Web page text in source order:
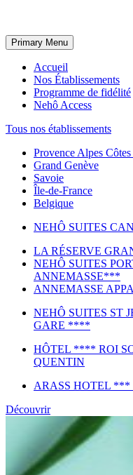
Primary Menu
Accueil
Nos Établissements
Programme de fidélité
Nehô Access
Tous nos établissements
Provence Alpes
Grand Genève
Savoie
Île-de-France
Belgique
NEHÔ SUITES
LA RÉSERVE
NEHÔ SUITES
ANNEMASSE***
ANNEMASSE
NEHÔ SUITES ST
GARE ****
HÔTEL **** ROI
QUENTIN
ARASS HOTEL ***
Découvrir